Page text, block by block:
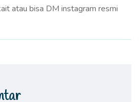
atau bisa DM instagram resmi